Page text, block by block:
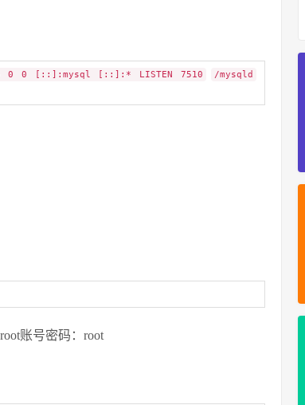
0 0 [::]:mysql [::]:* LISTEN 7510
/mysqld
账号密码：root